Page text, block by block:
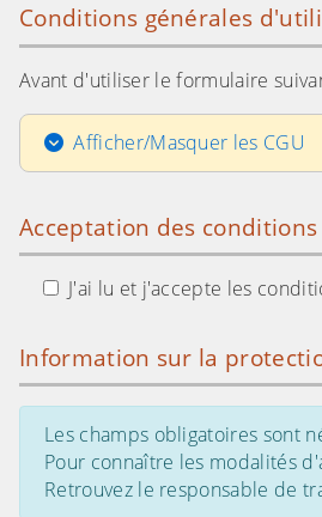
Conditions générales
Avant d'utiliser le formulaire
Afficher/Masquer les CGU
Acceptation des
J'ai lu et j'accepte les
Information sur la
Les champs obligatoires sont
Pour connaître les modalités
Retrouvez le responsable de